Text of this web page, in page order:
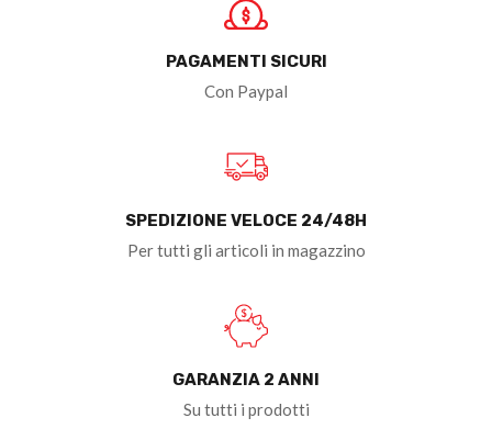
PAGAMENTI SICURI
Con Paypal
SPEDIZIONE VELOCE 24/48H
Per tutti gli articoli in magazzino
GARANZIA 2 ANNI
Su tutti i prodotti